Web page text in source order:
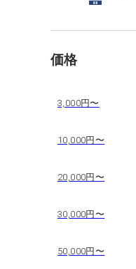
価格
3,000円〜
10,000円〜
20,000円〜
30,000円〜
50,000円〜